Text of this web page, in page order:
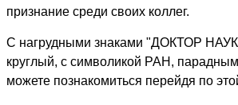
признание среди своих коллег.
С нагрудными знаками "ДОКТОР
круглый, с символикой РАН,
можете познакомиться перейдя по